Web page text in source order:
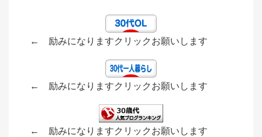
← 励みになりますクリックお願いします
← 励みになりますクリックお願いします
← 励みになりますクリックお願いします